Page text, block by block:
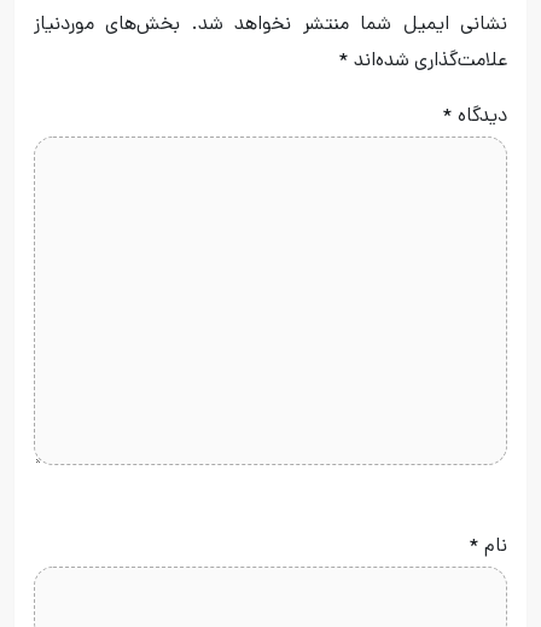
نشانی ایمیل شما منتشر نخواهد شد. بخش‌های موردنیاز
علامت‌گذاری شده‌اند *
دیدگاه *
نام *